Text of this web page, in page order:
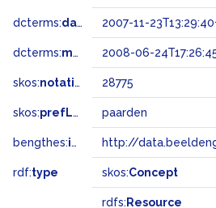
dcterms:dateSubmitted 2007-11-
dcterms:modified 2008-06-
skos:notation 28775
skos:prefLabel paarden
bengthes:inSet http://
rdf:type skos:Concept
rdfs: Resource